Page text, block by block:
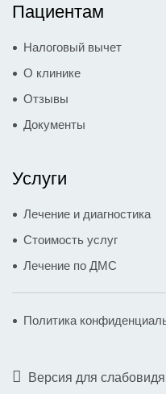
Пациентам
Налоговый вычет
О клинике
Отзывы
Документы
Услуги
Лечение и диагностика
Стоимость услуг
Лечение по ДМС
Политика
Версия для